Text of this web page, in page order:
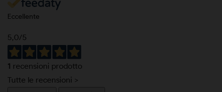
Eccellente
5,0/5
1 recensioni prodotto
Tutte le recensioni >